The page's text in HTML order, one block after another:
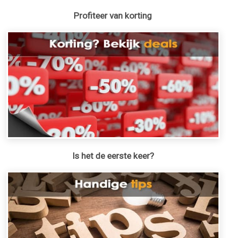
Profiteer van korting
Is het de eerste keer?